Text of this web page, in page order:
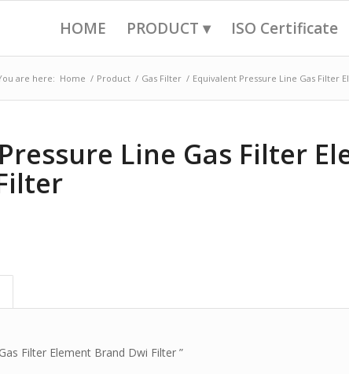
HOME PRODUCT ▾ ISO Certificate
are here: Home / Product / Gas Filter / Equivalent Pressure Line Gas Filter
Line Gas Filter
Filter Element Brand Dwi Filter ”